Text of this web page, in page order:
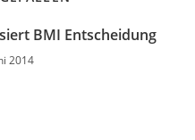
BMI Entscheidung
2014